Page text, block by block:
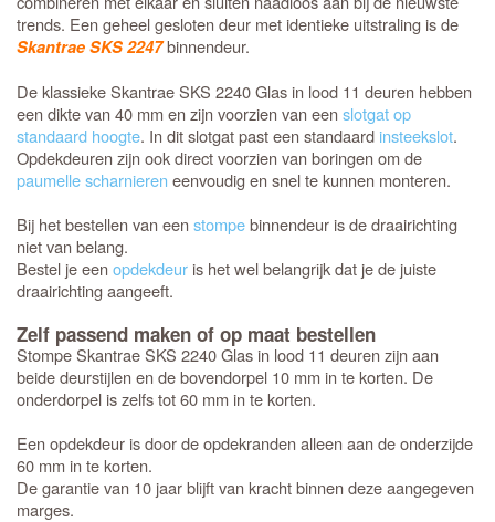
trends. Een geheel gesloten deur met identieke uitstraling is de
Skantrae SKS 2247binnendeur.
De klassieke Skantrae SKS 2240 Glas in lood 11 deuren hebben
een dikte van 40 mm en zijn voorzien van eenslotgat op
standaard hoogte. In dit slotgat past een standaard insteekslot.
Opdekdeuren zijn ook direct voorzien van boringen om de
paumelle scharnieren eenvoudig en snel te kunnen monteren.
Bij het bestellen van eenstompebinnendeur is de draairichting
niet van belang.
Bestel je eenopdekdeur is het wel belangrijk dat je de juiste
draairichting aangeeft.
Zelf passend maken of op maat bestellen
Stompe Skantrae SKS 2240 Glas in lood 11 deuren zijn aan
beide deurstijlen en de bovendorpel 10 mm in te korten. De
onderdorpel is zelfs tot 60 mm in te korten.
Een opdekdeur is door de opdekranden alleen aan de onderzijde
60 mm in te korten.
De garantie van 10 jaar blijft van kracht binnen deze aangegeven
marges.